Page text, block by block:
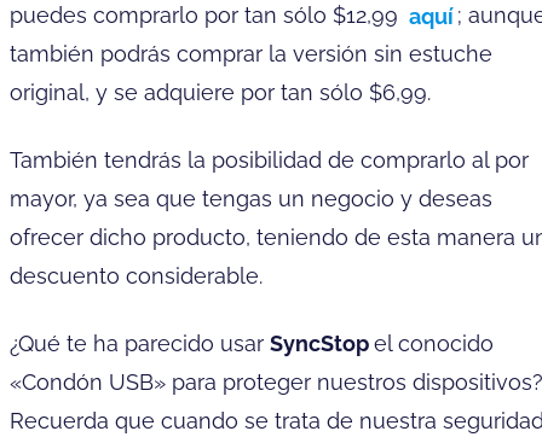
puedes comprarlo por tan sólo $12,99 aquí ;
también podrás comprar la versión sin estuche
original, y se adquiere por tan sólo $6,99.
También tendrás la posibilidad de comprarlo al por
mayor, ya sea que tengas un negocio y deseas
ofrecer dicho producto, teniendo de esta manera
descuento considerable.
¿Qué te ha parecido usar SyncStopel conocido
«Condón USB» para proteger nuestros dispositivos?
Recuerda que cuando se trata de nuestra